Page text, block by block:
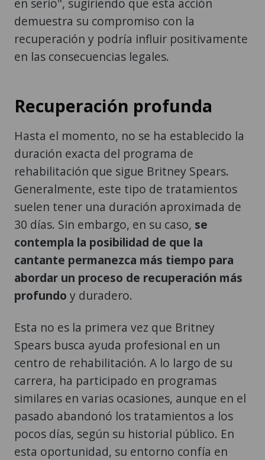
demuestra su compromiso con la
recuperación y podría influir positivamente
en las consecuencias legales.
Recuperación profunda
Hasta el momento, no se ha establecido la
duración exacta del programa de
rehabilitación que sigue Britney Spears.
Generalmente, este tipo de tratamientos
suelen tener una duración aproximada de
30 días. Sin embargo, en su caso, se
contempla la posibilidad de que la
cantante permanezca más tiempo para
abordar un proceso de recuperación más
profundo y duradero.
Esta no es la primera vez que Britney
Spears busca ayuda profesional en un
centro de rehabilitación. A lo largo de su
carrera, ha participado en programas
similares en varias ocasiones, aunque en el
pasado abandonó los tratamientos a los
pocos días, según su historial público. En
esta oportunidad, su entorno confía en